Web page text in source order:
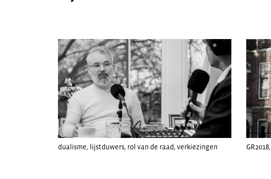
dualisme, lijstduwers, rol van de raad,verkiezingen GR2018,